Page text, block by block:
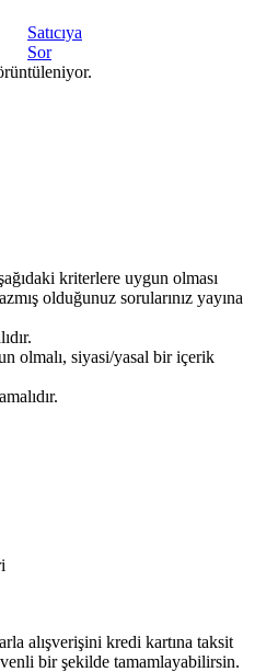
Satıcıya
Sor
kriterlere uygun olması
olduğunuz sorularınız yayına
olmalı, siyasi/yasal bir içerik
alışverişini kredi kartına taksit
bir şekilde tamamlayabilirsin.